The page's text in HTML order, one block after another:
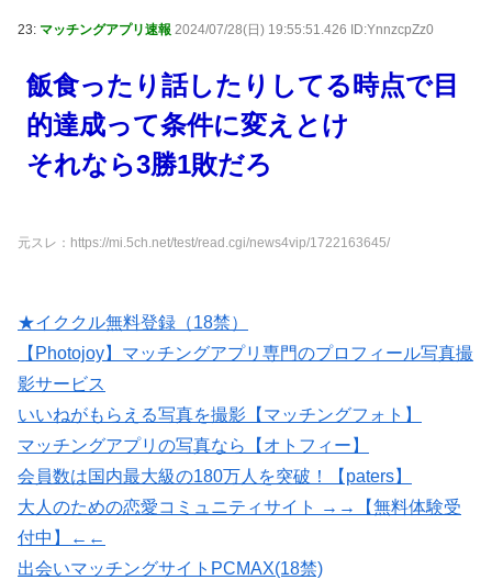
23: マッチングアプリ速報 2024/07/28(日) 19:55:51.426 ID:YnnzcpZz0
飯食ったり話したりしてる時点で目
的達成って条件に変えとけ
それなら3勝1敗だろ
元スレ：https://mi.5ch.net/test/read.cgi/news4vip/1722163645/
★イククル無料登録（18禁）
【Photojoy】マッチングアプリ専門のプロフィール写真撮
影サービス
いいねがもらえる写真を撮影【マッチングフォト】
マッチングアプリの写真なら【オトフィー】
会員数は国内最大級の180万人を突破！【paters】
大人のための恋愛コミュニティサイト →→【無料体験受
付中】←←
出会いマッチングサイトPCMAX(18禁)